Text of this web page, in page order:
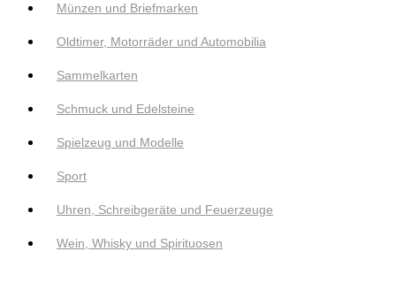
Münzen und Briefmarken
Oldtimer, Motorräder und Automobilia
Sammelkarten
Schmuck und Edelsteine
Spielzeug und Modelle
Sport
Uhren, Schreibgeräte und Feuerzeuge
Wein, Whisky und Spirituosen